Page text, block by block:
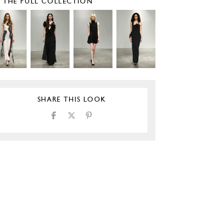
THE FULL COLLECTION
SHARE THIS LOOK